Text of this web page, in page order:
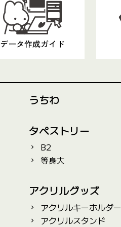
データ作成ガイド
うちわ
タペストリー
B2
等身大
アクリルグッズ
アクリルキーホルダー
アクリルスタンド